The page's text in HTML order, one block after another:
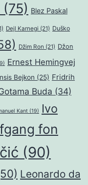
(75) Blez Paskal
Dejl Karnegi (21) Duško
Džim Ron (21) Džon
Ernest Hemingvej
Bejkon (25) Fridrih
Buda (34)
Kant (19)
Ivo
fon
(90)
Leonardo da